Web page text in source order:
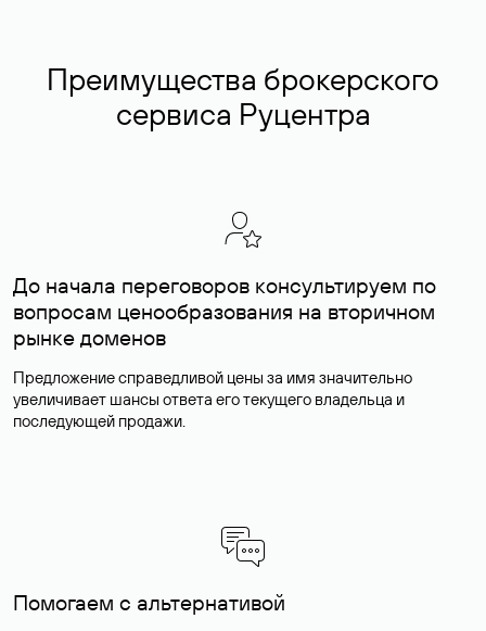
Преимущества брокерского
сервиса Руцентра
До начала переговоров консультируем по
вопросам ценообразования на вторичном
рынке доменов
Предложение справедливой цены за имя значительно
увеличивает шансы ответа его текущего владельца и
последующей продажи.
Помогаем с альтернативой